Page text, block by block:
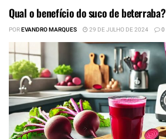
Qual o benefício do suco de beterraba?
POREVANDRO MARQUES 29 DE JULHO DE 2024 0